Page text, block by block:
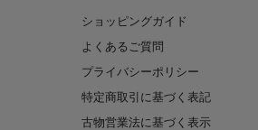
ショッピングガイド
よくあるご質問
プライバシーポリシー
特定商取引に基づく表記
古物営業法に基づく表示